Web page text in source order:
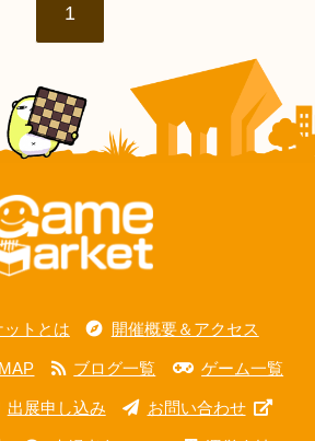
1
トとは 開催概要＆アクセス
ブログ一覧 ゲーム一覧
出展申し込み お問い合わせ